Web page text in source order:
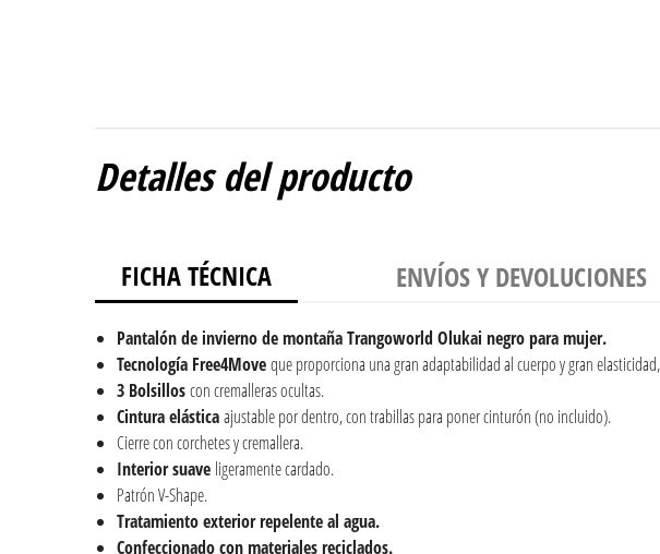
Detalles del producto
FICHA TÉCNICA ENVÍOS Y DEVOLUCIONES
Pantalón de invierno de montaña Trangoworld Olukai negro para mujer.
Tecnología Free4Moveque proporciona una gran adaptabilidad al cuerpo y gran
3 Bolsilloscon cremalleras ocultas.
Cintura elásticaajustable por dentro, con trabillas para poner cinturón (no incluido).
Cierre con corchetes y cremallera.
Interior suave ligeramente cardado.
Patrón V-Shape.
Tratamiento exterior repelente al agua.
Confeccionado con materiales reciclados.